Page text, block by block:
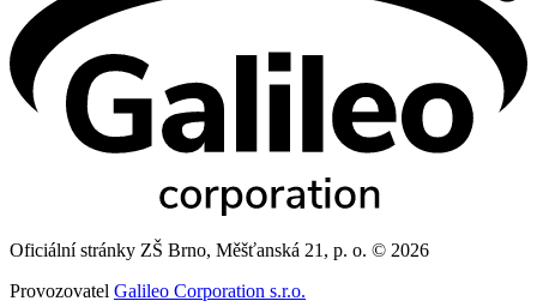
Oficiální stránky ZŠ Brno, Měšťanská 21, p. o. © 2026
Provozovatel Galileo Corporation s.r.o.